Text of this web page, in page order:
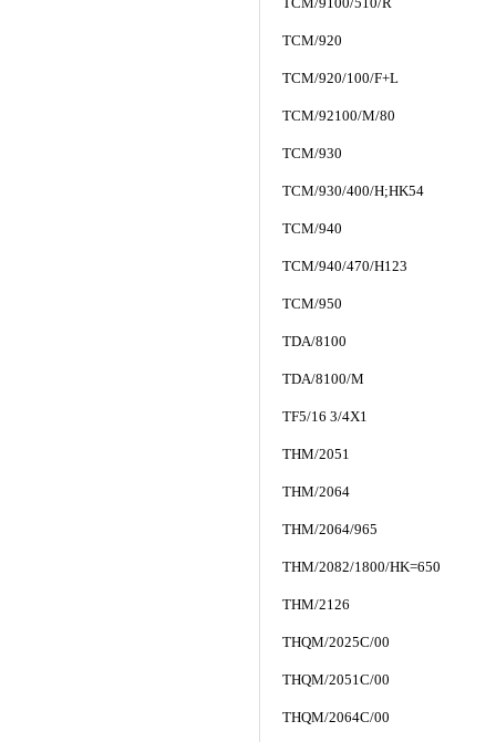
TCM/920
TCM/920/100/F+L
TCM/92100/M/80
TCM/930
TCM/930/400/H;HK54
TCM/940
TCM/940/470/H123
TCM/950
TDA/8100
TDA/8100/M
TF5/16 3/4X1
THM/2051
THM/2064
THM/2064/965
THM/2082/1800/HK=650
THM/2126
THQM/2025C/00
THQM/2051C/00
THQM/2064C/00